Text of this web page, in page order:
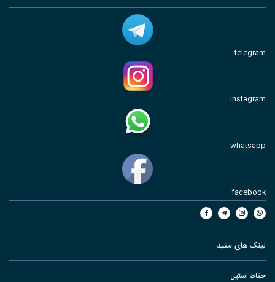
telegram
instagram
whatsapp
facebook
لینک های مفید
حفاظ استیل